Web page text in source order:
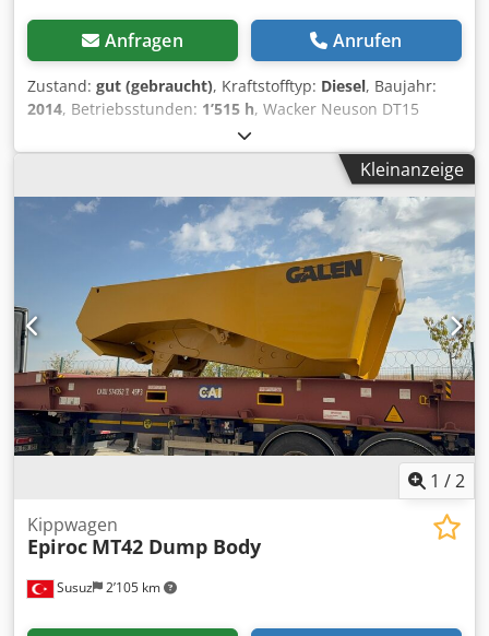
Anfragen Anrufen
Zustand: gut (gebraucht), Kraftstofftyp: Diesel, Baujahr:
2014, Betriebsstunden: 1’515 h, Wacker Neuson DT15
Kompakt-Dumper / Kipper Kubota Diesel, Baujahr 2014 Ein
Video kann per WhatsApp zugesendet werden. Wir haben
einen ständigen Lagerbestand, siehe Website. Die Preise
verstehen sich ab Nuland. Van de Wert Trading B.V.
verfügt über ein wechselndes Angebot an Maschinen,
Lastwagen, Anhängern und Anbaugeräten. Alle unsere
Lieferungen erfolgen zu Handelspreisen im Zustand „wie
gesehen“ ohne Gewährleistungen (siehe unsere
Allgemeinen Geschäftsbedingungen). Dodpfszqf A Asx
Anzswa Für eine Besichtigung und/oder eine Probefahrt
können Sie gerne einen Termin vereinbaren. Bitte rufen
Sie vorher an, da wir nicht ständig vor Ort sind. Van de
Wert Trading B.V. Bedrijfsstraat 3 5391 LR Nuland
Kleinanzeige
1 /2
Susuz 2’105 km
Kippwagen
Epiroc MT42 Dump Body